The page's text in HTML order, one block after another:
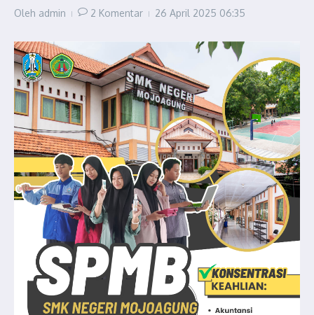
Oleh admin 2 Komentar 26 April 2025 06:35